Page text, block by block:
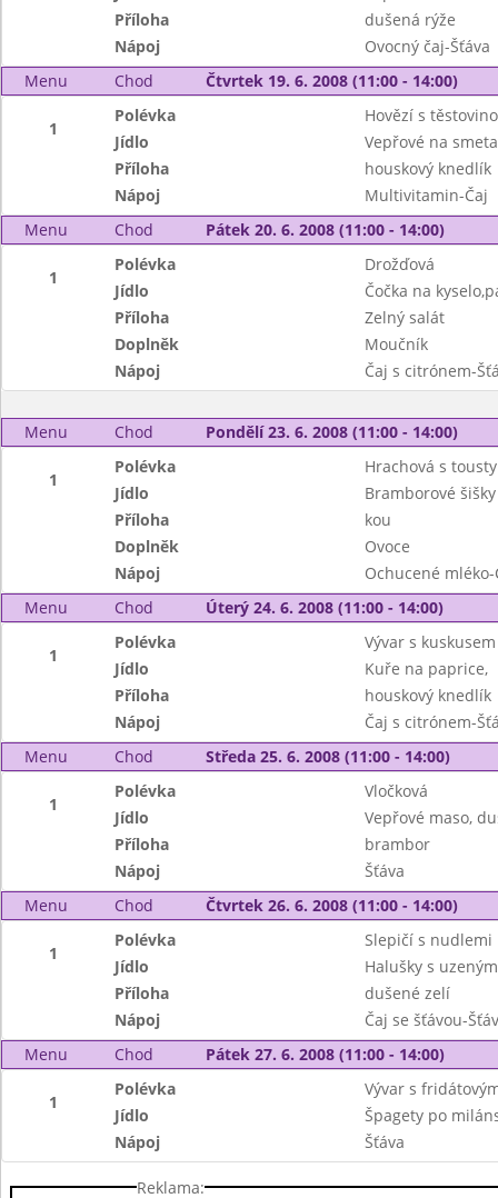
Příloha
dušená rýže
Nápoj
Ovocný čaj-Šťáva
Menu
Chod Čtvrtek 19. 6. 2008 (11:00 - 14:00)
1
Polévka
Hovězí s
Jídlo
Vepřové na
Příloha
houskový knedlík
Nápoj
Multivitamin-Čaj
Menu
Chod Pátek 20. 6. 2008 (11:00 - 14:00)
1
Polévka
Drožďová
Jídlo
Čočka na
Příloha
Zelný salát
Doplněk
Moučník
Nápoj
Čaj s citrónem-
Menu Chod Pondělí 23. 6. 2008 (11:00 - 14:00)
1
Polévka
Hrachová s tousty
Jídlo
Bramborové
Příloha
kou
Doplněk
Ovoce
Nápoj
Ochucené mléko-
Menu
Chod Úterý 24. 6. 2008 (11:00 - 14:00)
1
Polévka
Vývar s kuskusem
Jídlo
Kuře na paprice,
Příloha
houskový knedlík
Nápoj
Čaj s citrónem-
Menu
Chod Středa 25. 6. 2008 (11:00 - 14:00)
1
Polévka
Vločková
Jídlo
Vepřové maso,
Příloha
brambor
Nápoj
Šťáva
Menu
Chod Čtvrtek 26. 6. 2008 (11:00 - 14:00)
1
Polévka
Slepičí s nudlemi
Jídlo
Halušky s
Příloha
dušené zelí
Nápoj
Čaj se šťávou-
Menu
Chod Pátek 27. 6. 2008 (11:00 - 14:00)
1
Polévka
Vývar s
Jídlo
Špagety po
Nápoj
Šťáva
Reklama: